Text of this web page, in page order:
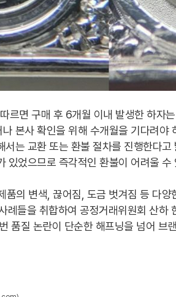
르면 구매 후 6개월 이내 발생한 하자
본사 확인을 위해 수개월을 기다려야
서는 교환 또는 환불 절차를 진행한다
있었으므로 즉각적인 환불이 어려울 수
품의 변색, 끊어짐, 도금 벗겨짐 등 다
례들을 취합하여 공정거래위원회 산하
품질 논란이 단순한 해프닝을 넘어 브